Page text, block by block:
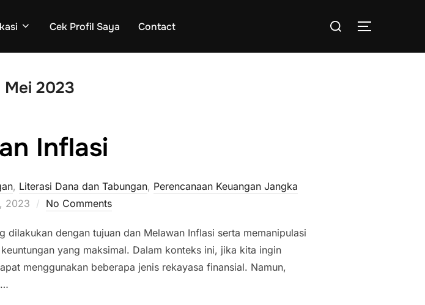
Cek Profil Saya Contact
Search
TOGGLE
Mei 2023
Inflasi
, Literasi Dana dan Tabungan, Perencanaan Keuangan Jangka
2023 No Comments
dengan tujuan dan Melawan Inflasi serta memanipulasi
yang maksimal. Dalam konteks ini, jika kita ingin
menggunakan beberapa jenis rekayasa finansial. Namun,
…